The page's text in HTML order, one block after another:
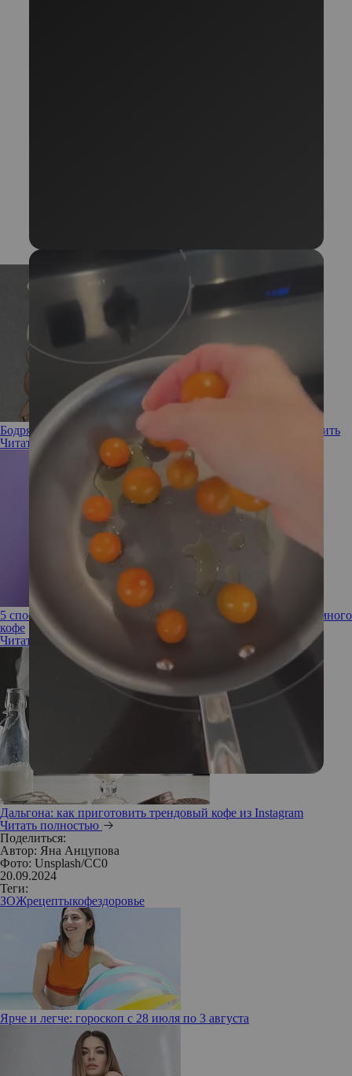
Бодрячком! Какой бывает кофе, как его выбрать и приготовить
Читать полностью
5 способов нейтрализовать кофеин, если выпили слишком много
кофе
Читать полностью
Дальгона: как приготовить трендовый кофе из Instagram
Читать полностью
Поделиться:
Автор: Яна Анцупова
Фото: Unsplash/СС0
20.09.2024
Теги:
ЗОЖрецептыкофездоровье
Ярче и легче: гороскоп с 28 июля по 3 августа